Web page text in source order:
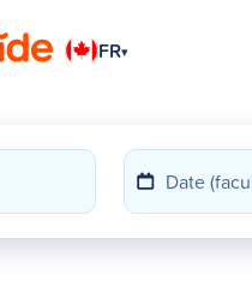
FR▾